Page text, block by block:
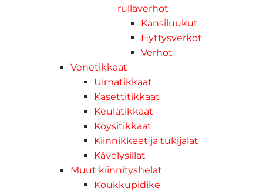
rullaverhot
Kansiluukut
Hyttysverkot
Verhot
Venetikkaat
Uimatikkaat
Kasettitikkaat
Keulatikkaat
Köysitikkaat
Kiinnikkeet ja tukijalat
Kävelysillat
Muut kiinnityshelat
Koukkupidike